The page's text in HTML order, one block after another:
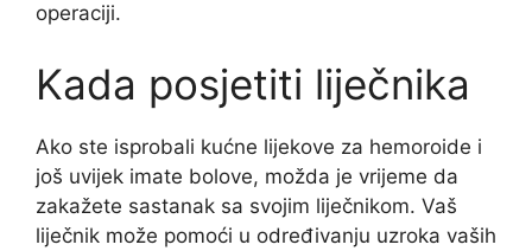
operaciji.
Kada posjetiti liječnika
Ako ste isprobali kućne lijekove za hemoroide i
još uvijek imate bolove, možda je vrijeme da
zakažete sastanak sa svojim liječnikom. Vaš
liječnik može pomoći u određivanju uzroka vaših